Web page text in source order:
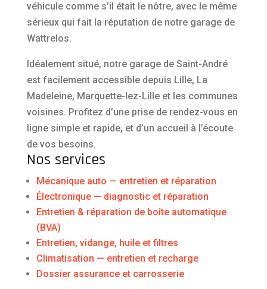
véhicule comme s’il était le nôtre, avec le même
sérieux qui fait la réputation de notre garage de
Wattrelos.
Idéalement situé, notre garage de Saint-André
est facilement accessible depuis Lille, La
Madeleine, Marquette-lez-Lille et les communes
voisines. Profitez d’une prise de rendez-vous en
ligne simple et rapide, et d’un accueil à l’écoute
de vos besoins.
Nos services
Mécanique auto — entretien et réparation
Électronique — diagnostic et réparation
Entretien & réparation de boîte automatique
(BVA)
Entretien, vidange, huile et filtres
Climatisation — entretien et recharge
Dossier assurance et carrosserie